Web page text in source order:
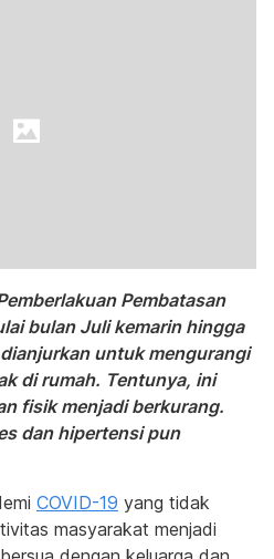
Pembatasan
bulan Juli kemarin hingga
untuk mengurangi
di rumah. Tentunya, ini
fisik menjadi berkurang.
dan hipertensi pun
COVID-19 yang tidak
masyarakat menjadi